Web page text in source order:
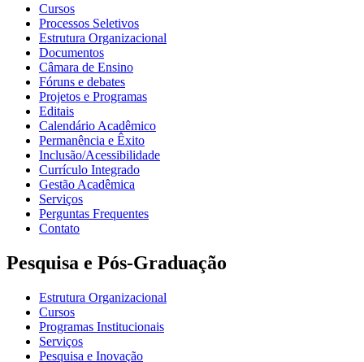
Cursos
Processos Seletivos
Estrutura Organizacional
Documentos
Câmara de Ensino
Fóruns e debates
Projetos e Programas
Editais
Calendário Acadêmico
Permanência e Êxito
Inclusão/Acessibilidade
Currículo Integrado
Gestão Acadêmica
Serviços
Perguntas Frequentes
Contato
Pesquisa e Pós-Graduação
Estrutura Organizacional
Cursos
Programas Institucionais
Serviços
Pesquisa e Inovação